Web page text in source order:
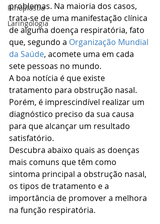
Rinoplastia
Laringologia
problemas. Na maioria dos casos,
trata-se de uma manifestação clínica
de alguma doença respiratória, fato
que, segundo a Organização Mundial
da Saúde, acomete uma em cada
sete pessoas no mundo.
A boa notícia é que existe
tratamento para obstrução nasal.
Porém, é imprescindível realizar um
diagnóstico preciso da sua causa
para que alcançar um resultado
satisfatório.
Descubra abaixo quais as doenças
mais comuns que têm como
sintoma principal a obstrução nasal,
os tipos de tratamento e a
importância de promover a melhora
na função respiratória.